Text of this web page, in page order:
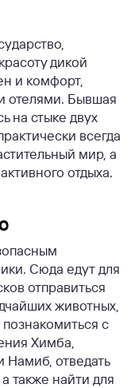
дикой
и комфорт,
отелями. Бывшая
на стыке двух
всегда
мир, а
отдыха.
Сюда едут для
отправиться
животных,
с
Химба,
Намиб, отведать
также найти для